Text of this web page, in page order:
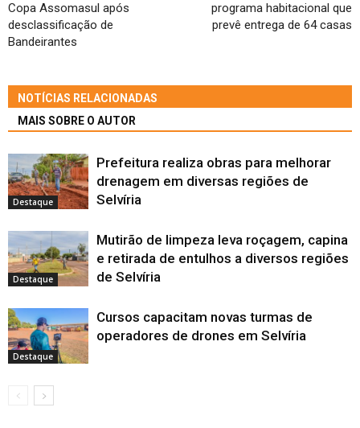
Copa Assomasul após
desclassificação de
Bandeirantes
programa habitacional que
prevê entrega de 64 casas
NOTÍCIAS RELACIONADAS
MAIS SOBRE O AUTOR
Destaque
Prefeitura realiza obras para melhorar
drenagem em diversas regiões de
Selvíria
Destaque
Mutirão de limpeza leva roçagem, capina
e retirada de entulhos a diversos regiões
de Selvíria
Destaque
Cursos capacitam novas turmas de
operadores de drones em Selvíria